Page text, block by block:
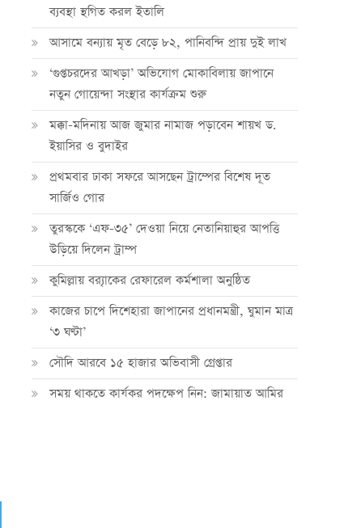
ব্যবস্থা স্থগিত করল ইতালি
আসামে বন্যায় মৃত বেড়ে ৮২, পানিবন্দি প্রায় দুই লাখ
‘গুপ্তচরদের আখড়া’ অভিযোগ মোকাবিলায় জাপানে
নতুন গোয়েন্দা সংস্থার কার্যক্রম শুরু
মক্কা-মদিনায় আজ জুমার নামাজ পড়াবেন শায়খ ড.
ইয়াসির ও বুদাইর
প্রথমবার ঢাকা সফরে আসছেন ট্রাম্পের বিশেষ দূত
সার্জিও গোর
তুরস্ককে ‘এফ-৩৫’ দেওয়া নিয়ে নেতানিয়াহুর আপত্তি
উড়িয়ে দিলেন ট্রাম্প
কুমিল্লায় ব্র‍্যাকের রেফারেল কর্মশালা অনুষ্ঠিত
কাজের চাপে দিশেহারা জাপানের প্রধানমন্ত্রী, ঘুমান মাত্র
‘৩ ঘণ্টা’
সৌদি আরবে ১৫ হাজার অভিবাসী গ্রেপ্তার
সময় থাকতে কার্যকর পদক্ষেপ নিন: জামায়াত আমির